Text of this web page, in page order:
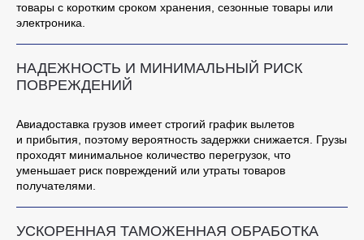
товары с коротким сроком хранения, сезонные товары или
электроника.
НАДЕЖНОСТЬ И МИНИМАЛЬНЫЙ РИСК
ПОВРЕЖДЕНИЙ
Авиадоставка грузов имеет строгий график вылетов
и прибытия, поэтому вероятность задержки снижается. Грузы
проходят минимальное количество перегрузок, что
уменьшает риск повреждений или утраты товаров
получателями.
УСКОРЕННАЯ ТАМОЖЕННАЯ ОБРАБОТКА